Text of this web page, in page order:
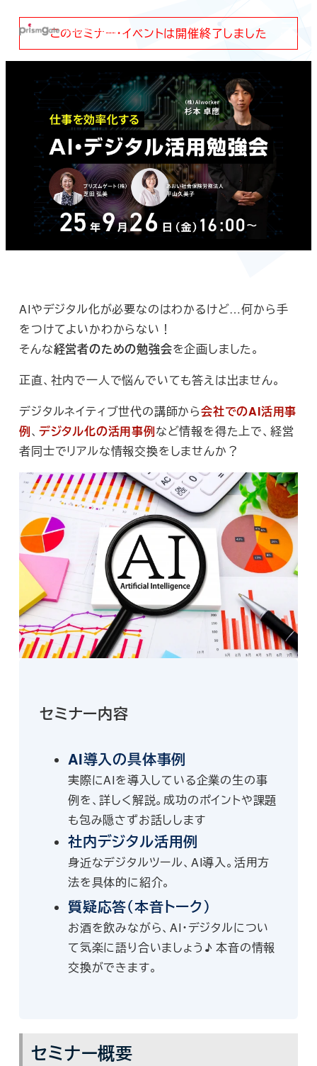
MENU
このセミナー・イベントは開催終了しました
AIやデジタル化が必要なのはわかるけど…何から手
をつけてよいかわからない！
そんな経営者のための勉強会を企画しました。
正直、社内で一人で悩んでいても答えは出ません。
デジタルネイティブ世代の講師から会社でのAI活用事
例、 デジタル化の活用事例など情報を得た上で、経営
者同士でリアルな情報交換をしませんか？
セミナー内容
AI導入の具体事例
実際にAIを導入している企業の生の事
例を、詳しく解説。成功のポイントや課題
も包み隠さずお話しします
社内デジタル活用例
身近なデジタルツール、AI導入。活用方
法を具体的に紹介。
質疑応答（本音トーク）
お酒を飲みながら、AI・デジタルについ
て気楽に語り合いましょう♪ 本音の情報
交換ができます。
セミナー概要